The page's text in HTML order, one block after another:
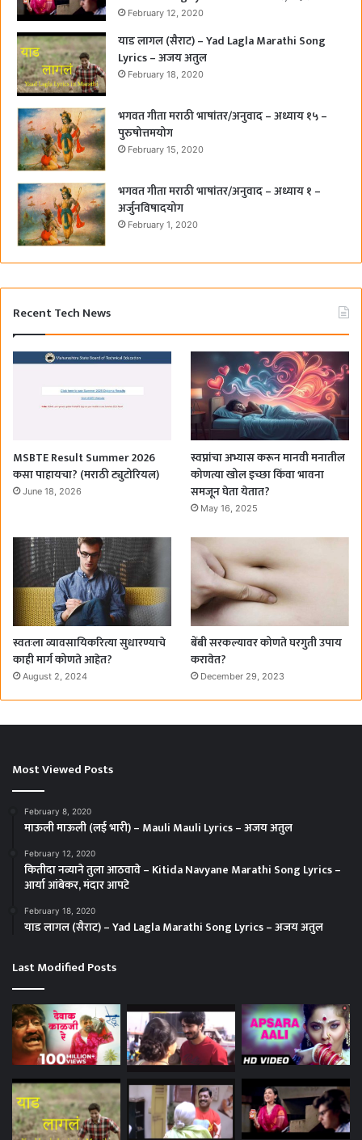
February 12, 2020
याड लागल (सैराट) – Yad Lagla Marathi Song
Lyrics – अजय अतुल
February 18, 2020
भगवत गीता मराठी भाषांतर/अनुवाद – अध्याय १५ –
पुरुषोत्तमयोग
February 15, 2020
भगवत गीता मराठी भाषांतर/अनुवाद – अध्याय १ –
अर्जुनविषादयोग
February 1, 2020
Recent Tech News
MSBTE Result Summer 2026
कसा पाहायचा? (मराठी ट्युटोरियल)
June 18, 2026
स्वप्नांचा अभ्यास करून मानवी मनातील
कोणत्या खोल इच्छा किंवा भावना
समजून घेता येतात?
May 16, 2025
स्वतःला व्यावसायिकरित्या सुधारण्याचे
काही मार्ग कोणते आहेत?
August 2, 2024
बेंबी सरकल्यावर कोणते घरगुती उपाय
करावेत?
December 29, 2023
Most Viewed Posts
February 8, 2020
माऊली माऊली (लई भारी) – Mauli Mauli Lyrics – अजय अतुल
February 12, 2020
कितीदा नव्याने तुला आठवावे – Kitida Navyane Marathi Song Lyrics –
आर्या आंबेकर, मंदार आपटे
February 18, 2020
याड लागल (सैराट) – Yad Lagla Marathi Song Lyrics – अजय अतुल
Last Modified Posts